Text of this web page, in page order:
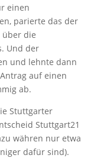
einen
parierte das der
über die
Und der
und lehnte dann
auf einen
ab.
Stuttgarter
Stuttgart21
währen nur etwa
dafür sind).